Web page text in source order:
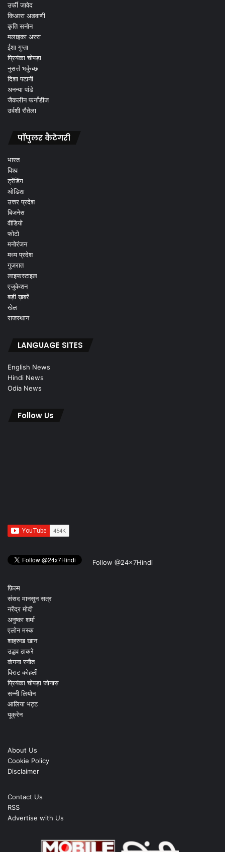
उर्फी जावेद
किआरा अडवाणी
कृति सनोन
मलाइका अररा
ईशा गुप्ता
प्रियंका चोपड़ा
नुसर्त्त भर्कुच्छ
दिशा पटानी
अनन्या पांडे
जैकलीन फर्नांडीज
उर्वशी रौतेला
पॉपुलर कैटेगरी
भारत
विश्व
ट्रेंडिंग
ओडिशा
उत्तर प्रदेश
बिजनेस
वीडियो
फोटो
मनोरंजन
मध्य प्रदेश
गुजरात
लाइफस्टाइल
एजुकेशन
बड़ी ख़बरें
खेल
राजस्थान
LANGUAGE SITES
English News
Hindi News
Odia News
Follow Us
Follow @24x7Hindi
फ़िल्म
संसद मानसून सत्र
नरेंद्र मोदी
अनुष्का शर्मा
एलोन मस्क
शाहरुख खान
उद्धव ठाकरे
कंगना रनौत
विराट कोहली
प्रियंका चोपड़ा जोनास
सन्नी लियोन
आलिया भट्ट
यूक्रेन
About Us
Cookie Policy
Disclaimer
Contact Us
RSS
Advertise with Us